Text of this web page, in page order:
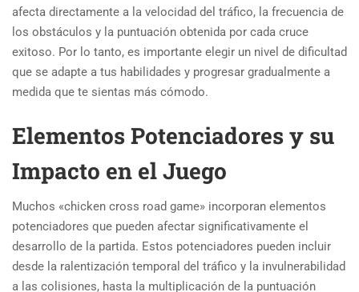
afecta directamente a la velocidad del tráfico, la frecuencia de
los obstáculos y la puntuación obtenida por cada cruce
exitoso. Por lo tanto, es importante elegir un nivel de dificultad
que se adapte a tus habilidades y progresar gradualmente a
medida que te sientas más cómodo.
Elementos Potenciadores y su
Impacto en el Juego
Muchos «chicken cross road game» incorporan elementos
potenciadores que pueden afectar significativamente el
desarrollo de la partida. Estos potenciadores pueden incluir
desde la ralentización temporal del tráfico y la invulnerabilidad
a las colisiones, hasta la multiplicación de la puntuación